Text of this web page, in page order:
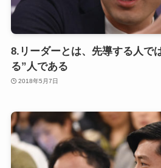
8.リーダーとは、先導する人で
る”人である
2018年5月7日